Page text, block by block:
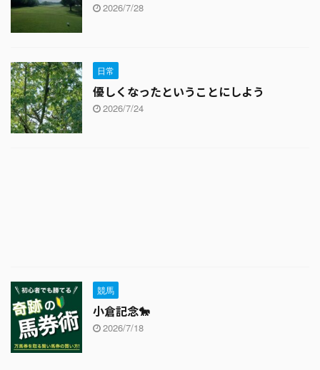
2026/7/28
日常
優しくなったということにしよう
2026/7/24
競馬
小倉記念🐎
2026/7/18